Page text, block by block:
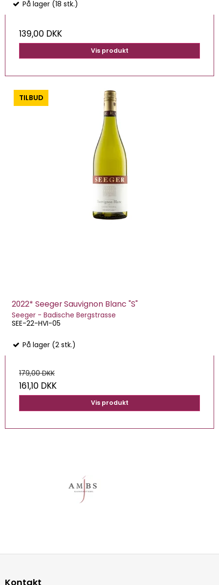
På lager (18 stk.)
139,00 DKK
Vis produkt
-0%
2022* Seeger Sauvignon Blanc "S"
Seeger - Badische Bergstrasse
SEE-22-HVI-05
På lager (2 stk.)
179,00 DKK
161,10 DKK
Vis produkt
Kontakt